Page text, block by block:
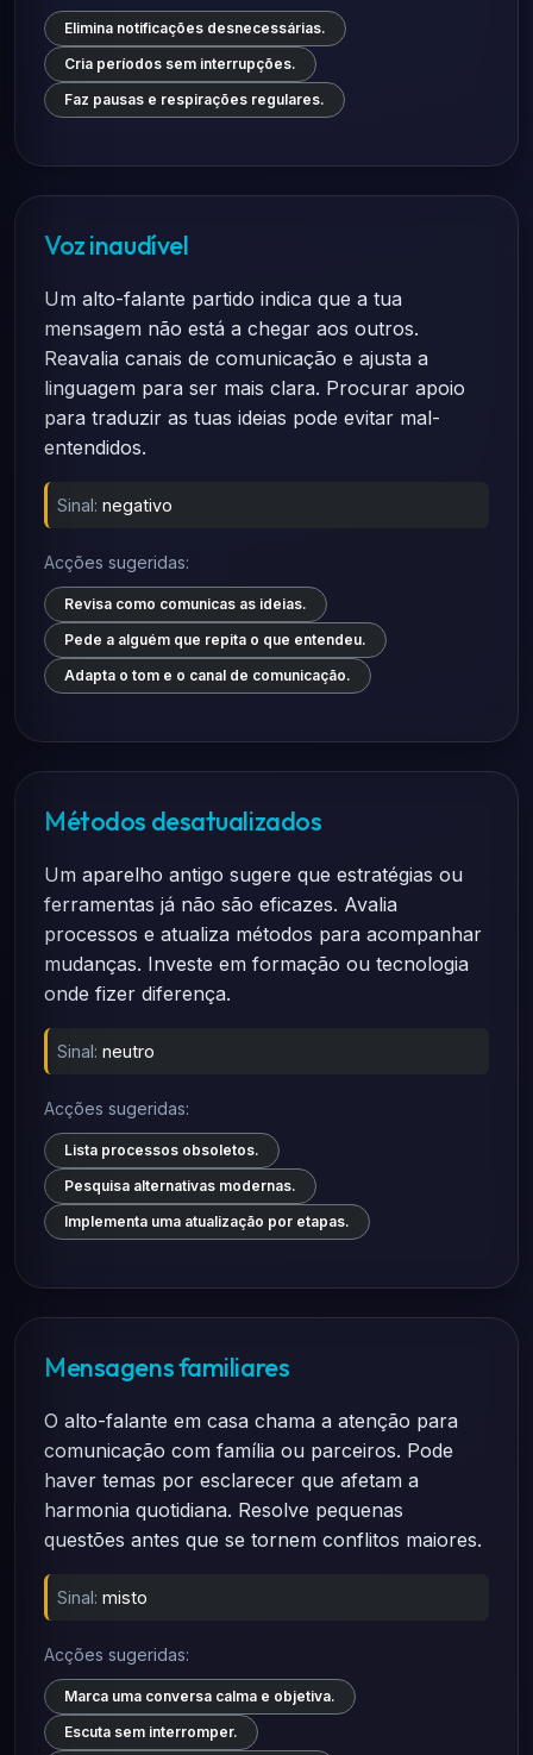
Elimina notificações desnecessárias.
Cria períodos sem interrupções.
Faz pausas e respirações regulares.
Voz inaudível
Um alto-falante partido indica que a tua
mensagem não está a chegar aos outros.
Reavalia canais de comunicação e ajusta a
linguagem para ser mais clara. Procurar apoio
para traduzir as tuas ideias pode evitar mal-
entendidos.
Sinal: negativo
Acções sugeridas:
Revisa como comunicas as ideias.
Pede a alguém que repita o que entendeu.
Adapta o tom e o canal de comunicação.
Métodos desatualizados
Um aparelho antigo sugere que estratégias ou
ferramentas já não são eficazes. Avalia
processos e atualiza métodos para acompanhar
mudanças. Investe em formação ou tecnologia
onde fizer diferença.
Sinal: neutro
Acções sugeridas:
Lista processos obsoletos.
Pesquisa alternativas modernas.
Implementa uma atualização por etapas.
Mensagens familiares
O alto-falante em casa chama a atenção para
comunicação com família ou parceiros. Pode
haver temas por esclarecer que afetam a
harmonia quotidiana. Resolve pequenas
questões antes que se tornem conflitos maiores.
Sinal: misto
Acções sugeridas:
Marca uma conversa calma e objetiva.
Escuta sem interromper.